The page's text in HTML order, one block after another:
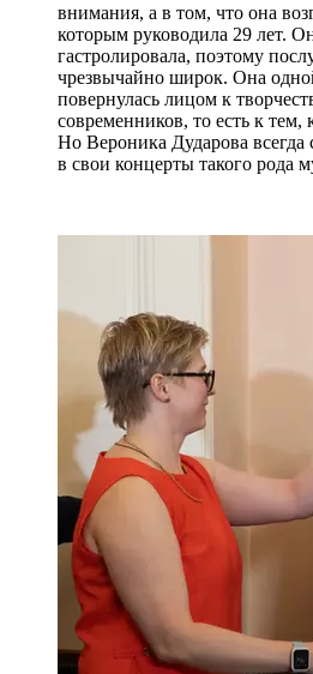
внимания, а в том, что она
которым руководила 29 лет.
гастролировала, поэтому
чрезвычайно широк. Она
повернулась лицом к
современников, то есть к тем,
Но Вероника Дударова всегда
в свои концерты такого рода